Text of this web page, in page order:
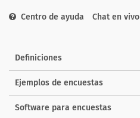
Centro de ayuda Chat en vivo
Definiciones
Ejemplos de encuestas
Software para encuestas